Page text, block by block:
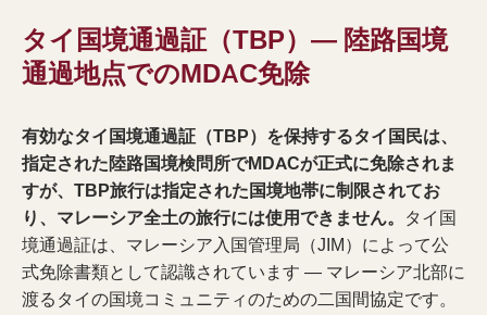
タイ国境通過証（TBP）— 陸路国境
通過地点でのMDAC免除
有効なタイ国境通過証（TBP）を保持するタイ国民は、
指定された陸路国境検問所でMDACが正式に免除されま
すが、TBP旅行は指定された国境地帯に制限されてお
り、マレーシア全土の旅行には使用できません。 タイ国
境通過証は、マレーシア入国管理局（JIM）によって公
式免除書類として認識されています — マレーシア北部に
渡るタイの国境コミュニティのための二国間協定です。